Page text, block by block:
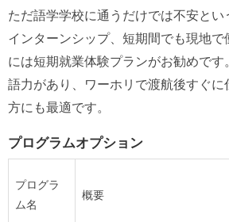
ただ語学学校に通うだけでは不安とい
インターンシップ、短期間でも現地
には短期就業体験プランがお勧めで
語力があり、ワーホリで渡航後すぐに
方にも最適です。
プログラムオプション
プログラ
ム名
概要